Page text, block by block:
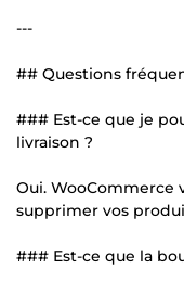
---
## Questions
### Est-ce que je
livraison ?
Oui. WooCommerce
supprimer vos
### Est-ce que la